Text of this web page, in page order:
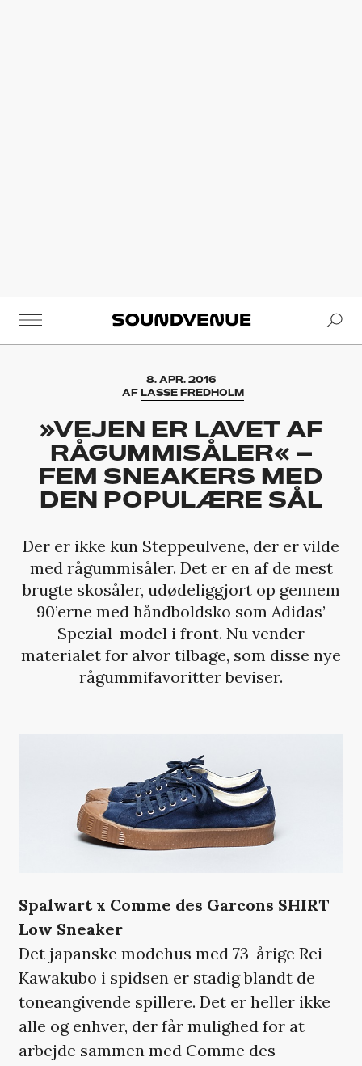
Soundvenue
8. APR. 2016
AF LASSE FREDHOLM
»VEJEN ER LAVET AF
RÅGUMMISÅLER« –
FEM SNEAKERS MED
DEN POPULÆRE SÅL
Der er ikke kun Steppeulvene, der er vilde
med rågummisåler. Det er en af de mest
brugte skosåler, udødeliggjort op gennem
90’erne med håndboldsko som Adidas’
Spezial-model i front. Nu vender
materialet for alvor tilbage, som disse nye
rågummifavoritter beviser.
Spalwart x Comme des Garcons SHIRT
Low Sneaker
Det japanske modehus med 73-årige Rei
Kawakubo i spidsen er stadig blandt de
toneangivende spillere. Det er heller ikke
alle og enhver, der får mulighed for at
arbejde sammen med Comme des